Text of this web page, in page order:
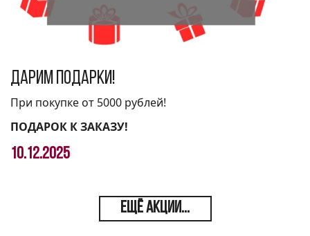
Дарим подарки!
При покупке от 5000 рублей!
ПОДАРОК К ЗАКАЗУ!
10.12.2025
ЕЩЁ АКЦИИ...